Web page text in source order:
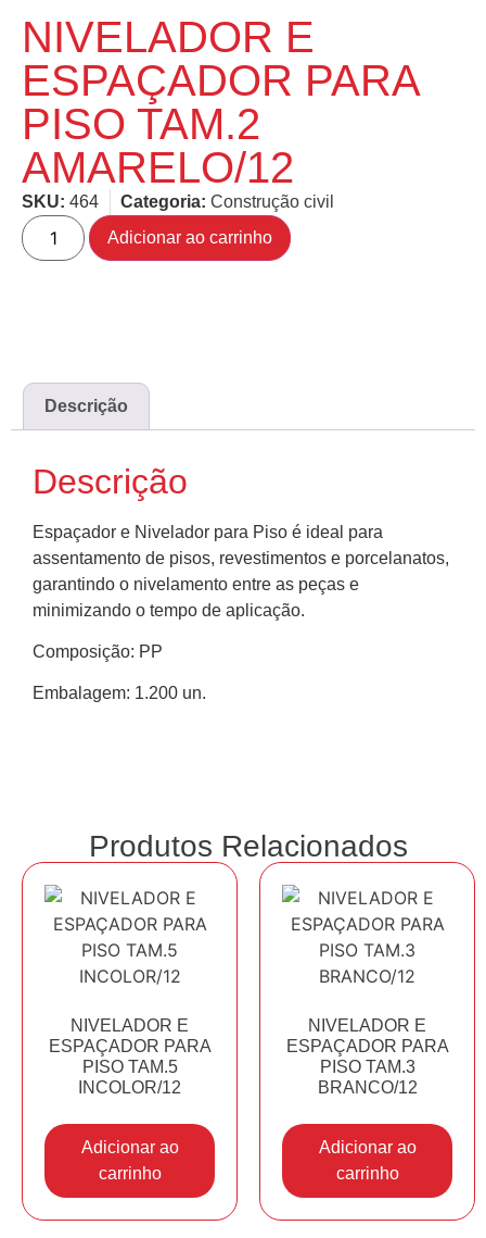
NIVELADOR E
ESPAÇADOR PARA
PISO TAM.2
AMARELO/12
Adicionar ao carrinho
SKU: 464 Categoria: Construção civil
Descrição
Descrição
Espaçador e Nivelador para Piso é ideal para
assentamento de pisos, revestimentos e porcelanatos,
garantindo o nivelamento entre as peças e
minimizando o tempo de aplicação.
Composição: PP
Embalagem: 1.200 un.
Produtos Relacionados
NIVELADOR E
ESPAÇADOR PARA
PISO TAM.5
INCOLOR/12
Adicionar ao
carrinho
NIVELADOR E
ESPAÇADOR PARA
PISO TAM.3
BRANCO/12
Adicionar ao
carrinho